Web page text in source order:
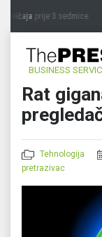
prije 3 sedmice
BUSINESS
Rat
Tehnologija
pretrazivac